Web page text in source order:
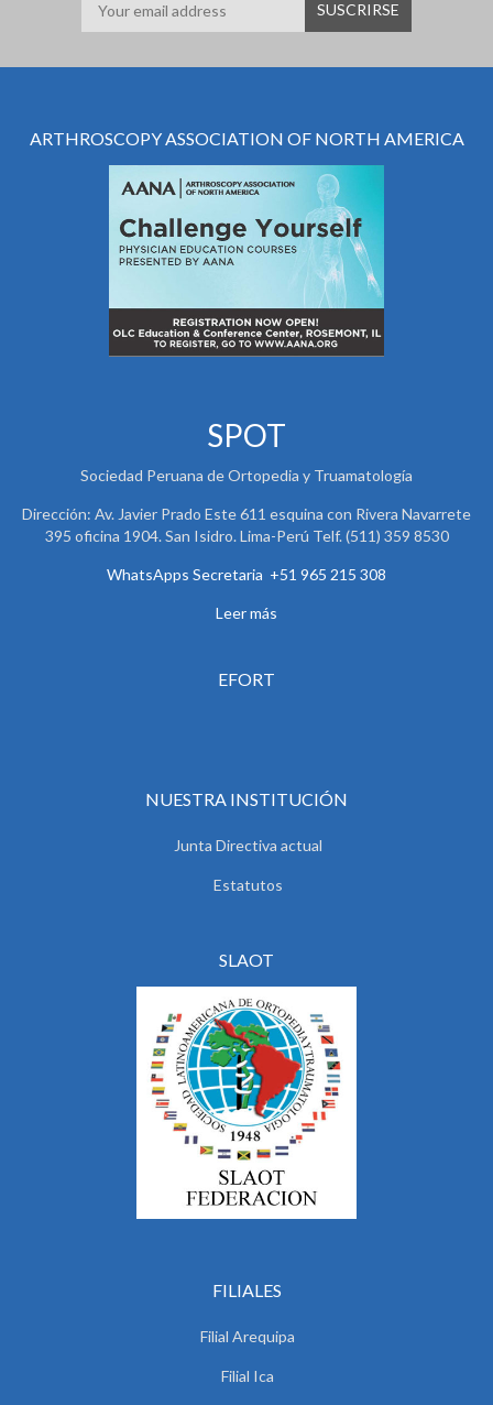
ARTHROSCOPY ASSOCIATION OF NORTH AMERICA
SPOT
Sociedad Peruana de Ortopedia y Truamatología
Dirección: Av. Javier Prado Este 611 esquina con Rivera Navarrete
395 oficina 1904. San Isidro. Lima-Perú Telf. (511) 359 8530
WhatsApps Secretaria +51 965 215 308
Leer más
EFORT
NUESTRA INSTITUCIÓN
Junta Directiva actual
Estatutos
SLAOT
FILIALES
Filial Arequipa
Filial Ica